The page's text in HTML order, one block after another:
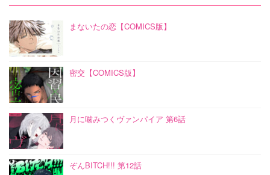
まないたの恋【COMICS版】
密交【COMICS版】
月に噛みつくヴァンパイア 第6話
ぞんBITCH!!! 第12話